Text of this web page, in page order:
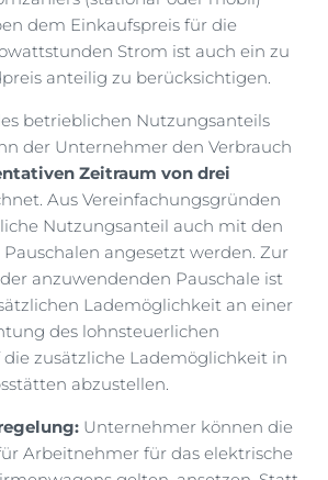
dem Einkaufspreis für die
Strom ist auch ein zu
anteilig zu berücksichtigen.
betrieblichen Nutzungsanteils
der Unternehmer den Verbrauch
Zeitraum von drei
Aus Vereinfachungsgründen
Nutzungsanteil auch mit den
angesetzt werden. Zur
anzuwendenden Pauschale ist
Lademöglichkeit an einer
des lohnsteuerlichen
zusätzliche Lademöglichkeit in
abzustellen.
Unternehmer können die
Arbeitnehmer für das elektrische